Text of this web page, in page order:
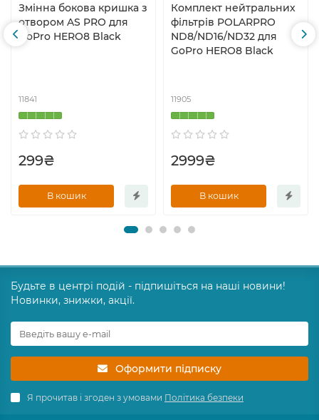
Змінна бокова кришка з
отвором AS PRO для
GoPro HERO8 Black
11841
299₴
В кошик
Комплект нейтральних
фільтрів POLARPRO
ND8/ND16/ND32 для
GoPro HERO8 Black
11905
2999₴
В кошик
Будьте в центрі подій - підпишіться на наші новини!
Новинки, знижки, акції.
Оформити підписку
Я прочитав і згоден з умовами Політика безпеки